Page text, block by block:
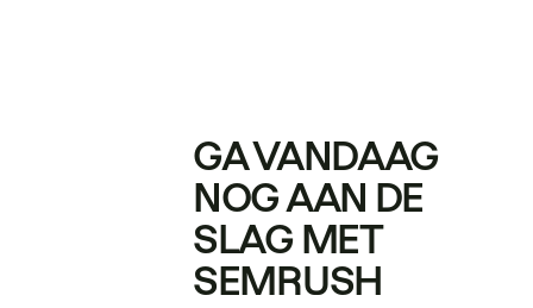
GA VANDAAG
NOG AAN DE
SLAG MET
SEMRUSH